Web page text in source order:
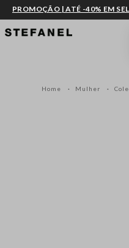
IR PARA O CONTEÚDO PRINCIPAL
PROMOÇÃO | ATÉ -40% EM
Home Mulher